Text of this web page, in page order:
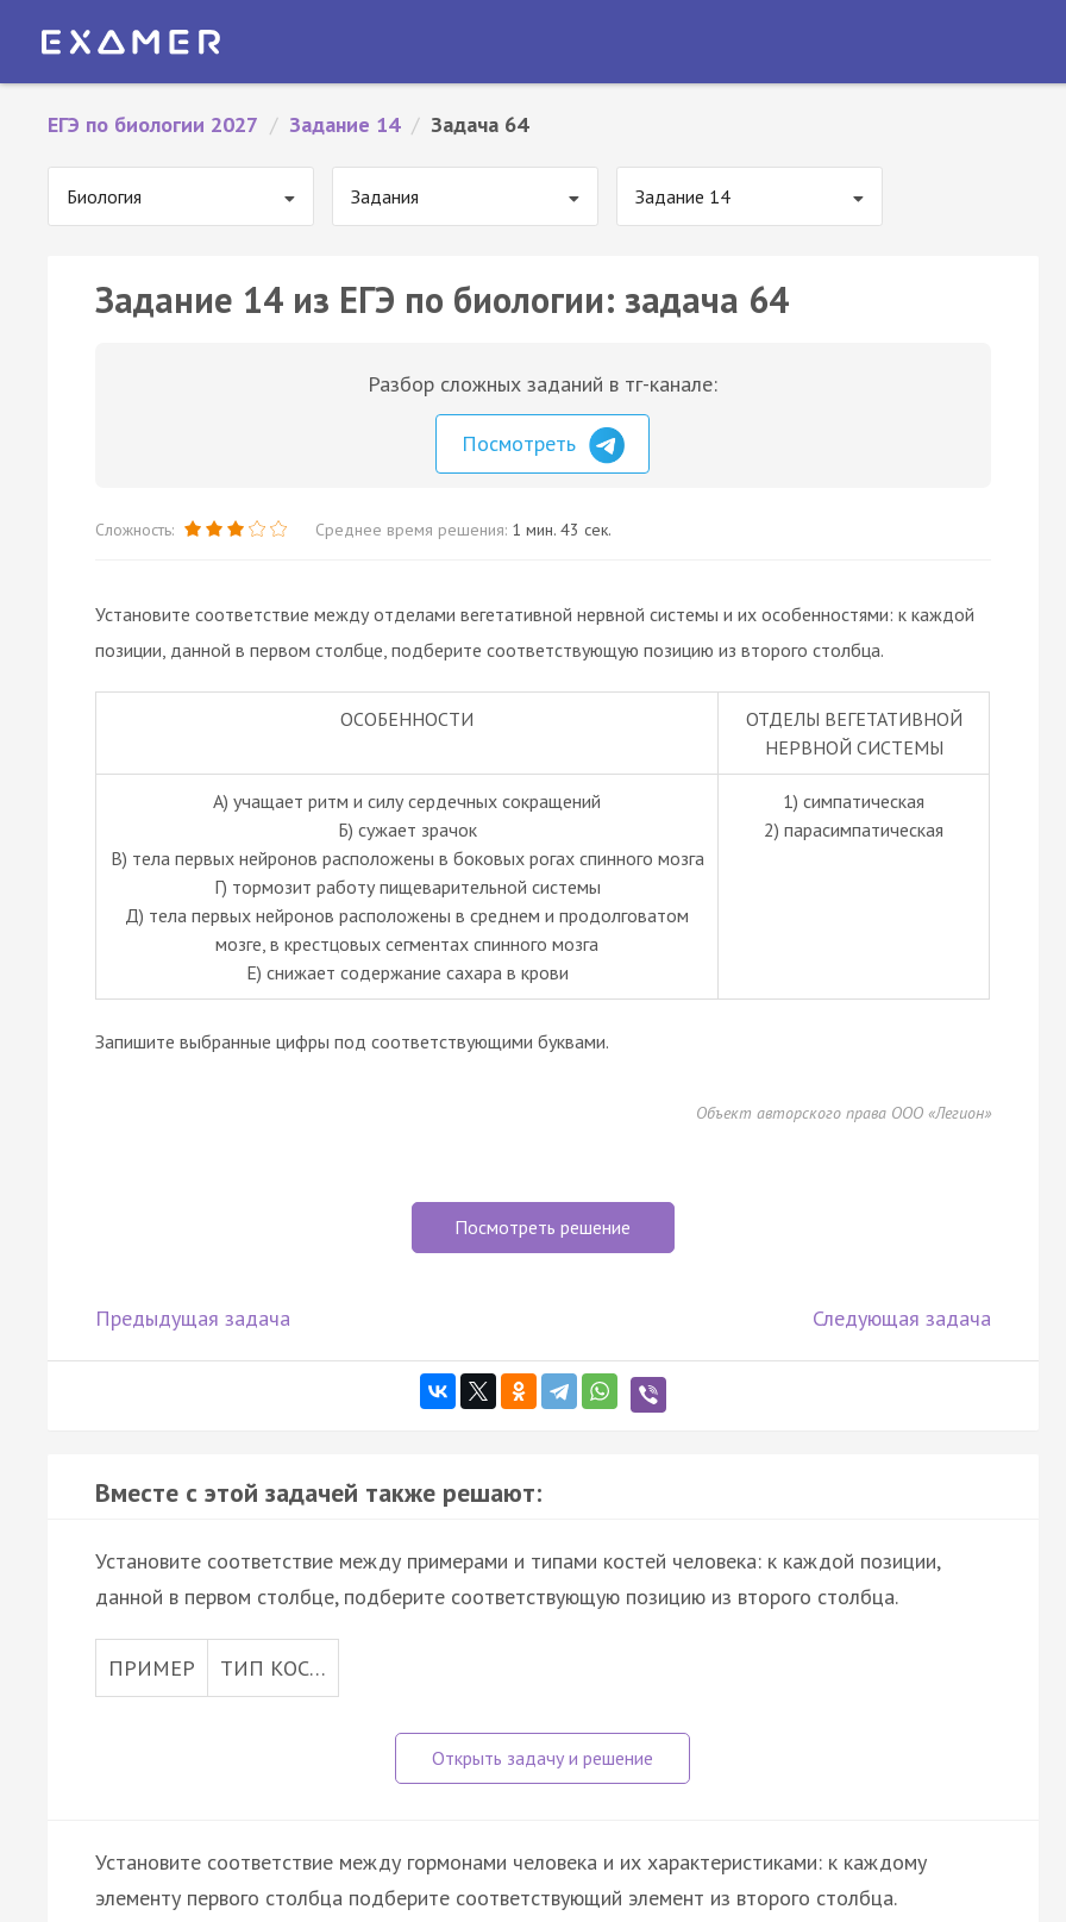
ЕГЭ по биологии 2027 / Задание 14 / Задача 64
Биология Задания Задание 14
Задание 14 из ЕГЭ по биологии: задача 64
Разбор сложных заданий в тг-канале:
Посмотреть
Сложность: Среднее время решения: 1 мин. 43 сек.
Установите соответствие между отделами вегетативной нервной системы и их особенностями: к каждой
позиции, данной в первом столбце, подберите соответствующую позицию из второго столбца.
ОСОБЕННОСТИ
ОТДЕЛЫ ВЕГЕТАТИВНОЙ
НЕРВНОЙ СИСТЕМЫ
А) учащает ритм и силу сердечных сокращений
Б) сужает зрачок
В) тела первых нейронов расположены в боковых рогах спинного мозга
Г) тормозит работу пищеварительной системы
Д) тела первых нейронов расположены в среднем и продолговатом
мозге, в крестцовых сегментах спинного мозга
Е) снижает содержание сахара в крови
1) симпатическая
2) парасимпатическая
Запишите выбранные цифры под соответствующими буквами.
Объект авторского права ООО «Легион»
Посмотреть решение
Предыдущая задача Следующая задача
Вместе с этой задачей также решают:
Установите соответствие между примерами и типами костей человека: к каждой позиции,
данной в первом столбце, подберите соответствующую позицию из второго столбца.
ПРИМЕР ТИП КОС…
Установите соответствие между гормонами человека и их характеристиками: к каждому
элементу первого столбца подберите соответствующий элемент из второго столбца.